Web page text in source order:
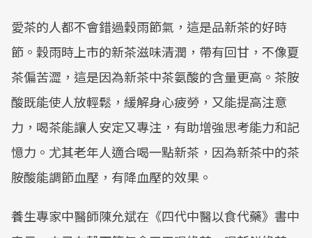
愛茶的人都不會錯過穀雨節氣，這是品新茶的好時
節。穀雨時上市的新茶滋味清潤，帶有回甘，不像夏
茶偏苦澀，這是因為新茶中茶氨酸的含量更高。茶胺
酸既能使人放輕鬆，緩解身心疲勞，又能提高注意
力，喝茶能讓人安定又專注，有助增強思考能力和記
憶力。尤其老年人適合喝一點新茶，因為新茶中的茶
胺酸能調節血壓，有降血壓的效果。
養生專家中醫師陳允斌在《四代中醫以食代藥》書中